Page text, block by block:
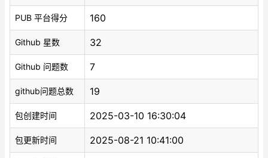
PUB 平台得分 160
Github 星数 32
Github 问题数 7
github问题总数 19
包创建时间 2025-03-10 16:30:04
包更新时间 2025-08-21 10:41:00